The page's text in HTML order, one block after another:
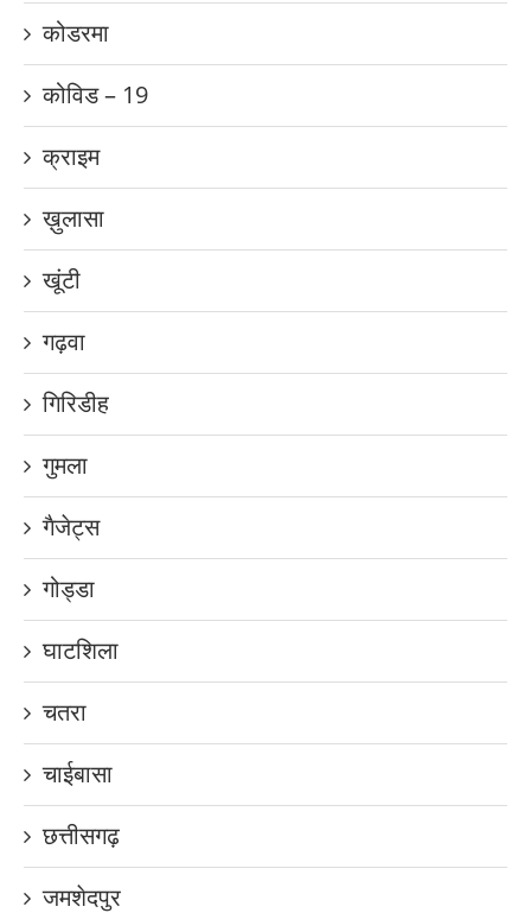
कोडरमा
कोविड – 19
क्राइम
ख़ुलासा
खूंटी
गढ़वा
गिरिडीह
गुमला
गैजेट्स
गोड्डा
घाटशिला
चतरा
चाईबासा
छत्तीसगढ़
जमशेदपुर